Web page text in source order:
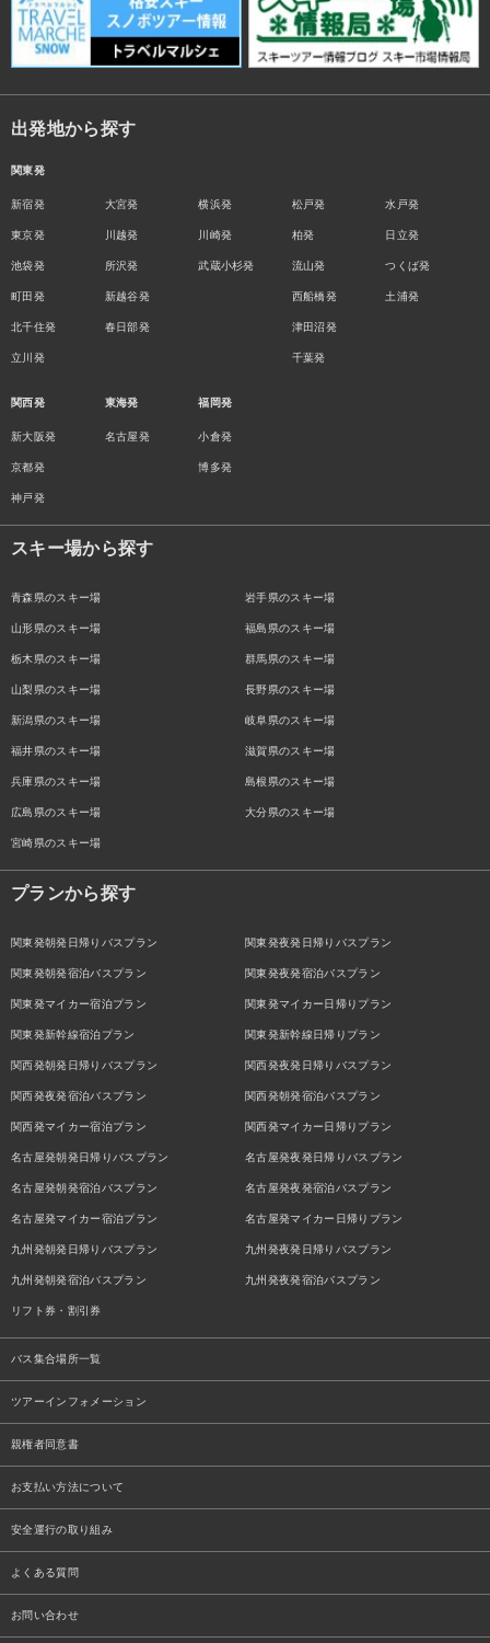
出発地から探す
関東発
新宿発
東京発
池袋発
町田発
北千住発
立川発
大宮発
川越発
所沢発
新越谷発
春日部発
横浜発
川崎発
武蔵小杉発
松戸発
柏発
流山発
西船橋発
津田沼発
千葉発
水戸発
日立発
つくば発
土浦発
関西発
新大阪発
京都発
神戸発
東海発
名古屋発
福岡発
小倉発
博多発
スキー場から探す
青森県のスキー場 岩手県のスキー場
山形県のスキー場 福島県のスキー場
栃木県のスキー場 群馬県のスキー場
山梨県のスキー場 長野県のスキー場
新潟県のスキー場 岐阜県のスキー場
福井県のスキー場 滋賀県のスキー場
兵庫県のスキー場 島根県のスキー場
広島県のスキー場 大分県のスキー場
宮崎県のスキー場
プランから探す
関東発朝発日帰りバスプラン 関東発夜発日帰りバスプラン
関東発朝発宿泊バスプラン 関東発夜発宿泊バスプラン
関東発マイカー宿泊プラン 関東発マイカー日帰りプラン
関東発新幹線宿泊プラン 関東発新幹線日帰りプラン
関西発朝発日帰りバスプラン 関西発夜発日帰りバスプラン
関西発夜発宿泊バスプラン 関西発朝発宿泊バスプラン
関西発マイカー宿泊プラン 関西発マイカー日帰りプラン
名古屋発朝発日帰りバスプラン 名古屋発夜発日帰りバスプラン
名古屋発朝発宿泊バスプラン 名古屋発夜発宿泊バスプラン
名古屋発マイカー宿泊プラン 名古屋発マイカー日帰りプラン
九州発朝発日帰りバスプラン 九州発夜発日帰りバスプラン
九州発朝発宿泊バスプラン 九州発夜発宿泊バスプラン
リフト券・割引券
バス集合場所一覧
ツアーインフォメーション
親権者同意書
お支払い方法について
安全運行の取り組み
よくある質問
お問い合わせ